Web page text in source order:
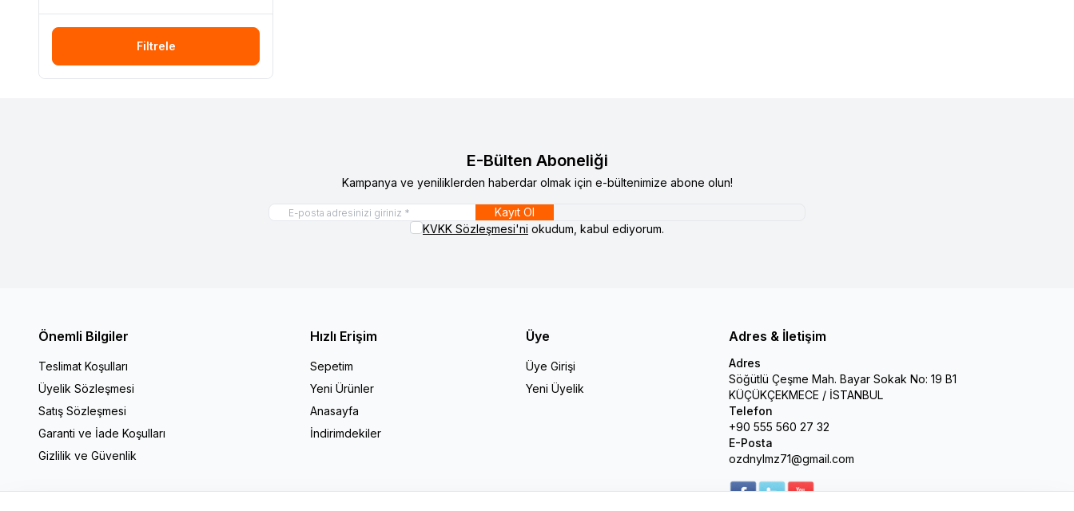
Filtrele
E-Bülten Aboneliği
Kampanya ve yeniliklerden haberdar olmak için e-bültenimize abone olun!
Kayıt Ol
KVKK Sözleşmesi'ni okudum, kabul ediyorum.
Önemli Bilgiler
Teslimat Koşulları
Üyelik Sözleşmesi
Satış Sözleşmesi
Garanti ve İade Koşulları
Gizlilik ve Güvenlik
Hızlı Erişim
Sepetim
Yeni Ürünler
Anasayfa
İndirimdekiler
Üye
Üye Girişi
Yeni Üyelik
Adres & İletişim
Adres
Söğütlü Çeşme Mah. Bayar Sokak No: 19 B1
KÜÇÜKÇEKMECE / İSTANBUL
Telefon
+90 555 560 27 32
E-Posta
ozdnylmz71@gmail.com